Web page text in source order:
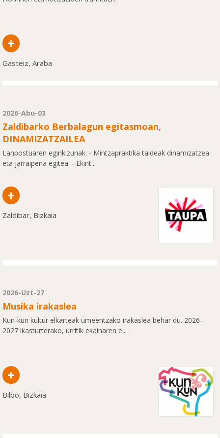
+
Gasteiz, Araba
2026-Abu-03
Zaldibarko Berbalagun egitasmoan,
DINAMIZATZAILEA
Lanpostuaren eginkizunak: - Mintzapraktika taldeak dinamizatzea
eta jarraipena egitea. - Ekint...
+
Zaldibar, Bizkaia
2026-Uzt-27
Musika irakaslea
Kun-kun kultur elkarteak umeentzako irakaslea behar du. 2026-
2027 ikasturterako, urritik ekainaren e...
+
Bilbo, Bizkaia